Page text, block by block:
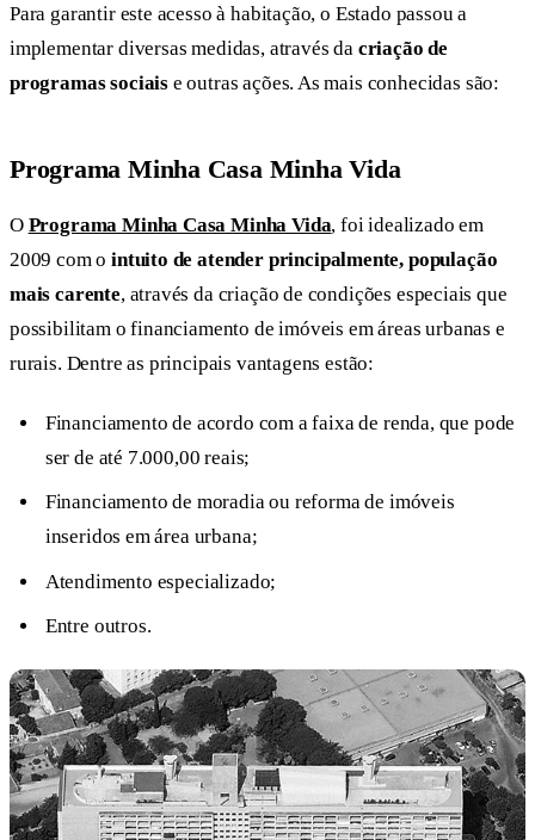
Para garantir este acesso à habitação, o Estado passou a
implementar diversas medidas, através da criação de
programas sociais e outras ações. As mais conhecidas são:
Programa Minha Casa Minha Vida
O Programa Minha Casa Minha Vida, foi idealizado em
2009 com ointuito de atender principalmente, população
mais carente, através da criação de condições especiais que
possibilitam o financiamento de imóveis em áreas urbanas e
rurais. Dentre as principais vantagens estão:
Financiamento de acordo com a faixa de renda, que pode
ser de até 7.000,00 reais;
Financiamento de moradia ou reforma de imóveis
inseridos em área urbana;
Atendimento especializado;
Entre outros.